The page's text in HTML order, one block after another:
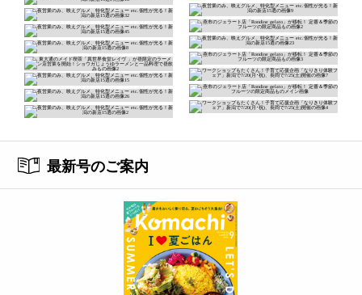
最新号のご案内